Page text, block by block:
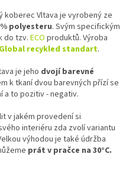
koberec Vltava je vyrobený ze
polyesteru. Svým specifickým
do tzv. ECO produktů. Výroba
Global recykled standart.
je jeho dvojí barevné
k tkaní dvou barevných přízí se
to pozitiv - negativ.
v jakém provedení si
interiéru zda zvolí variantu
výhodou je také údržba
prát v pračce na 30°C.